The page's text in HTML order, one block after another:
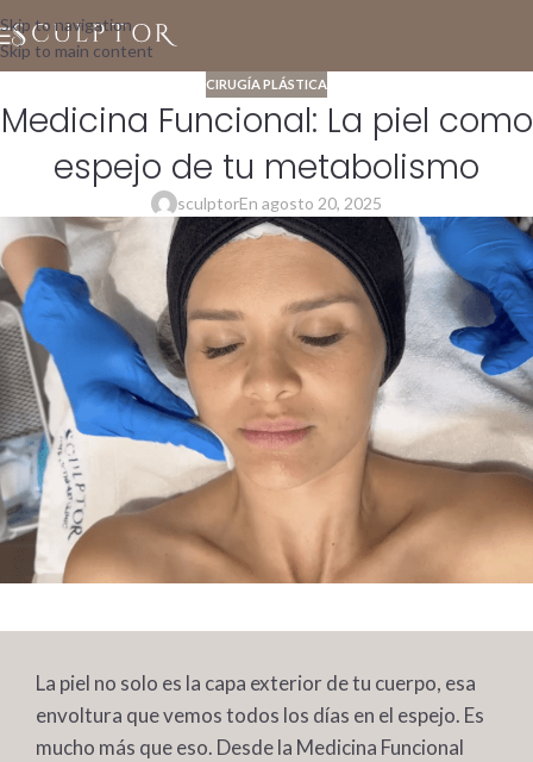
Skip to navigation
Skip to main content
CIRUGÍA PLÁSTICA
Medicina Funcional: La piel como
espejo de tu metabolismo
sculptorEn agosto 20, 2025
La piel no solo es la capa exterior de tu cuerpo, esa
envoltura que vemos todos los días en el espejo. Es
mucho más que eso. Desde la Medicina Funcional